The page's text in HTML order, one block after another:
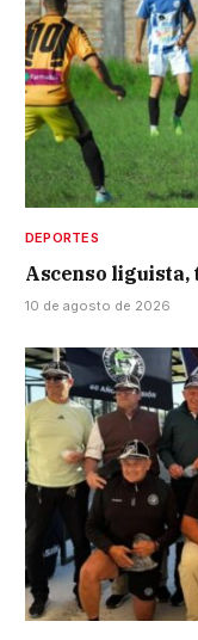
DEPORTES
Ascenso liguista,
10 de agosto de 2026